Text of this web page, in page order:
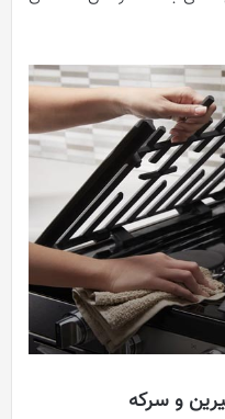
و سرکه